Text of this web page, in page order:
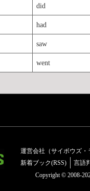
did
had
saw
went
運営会社（サイボウズ・
新着ブック(RSS)
言語
Copyright © 2008-